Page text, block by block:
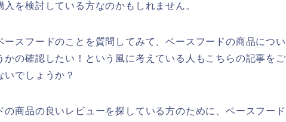
を検討している方なのかもしれません。
ースフードのことを質問してみて、ベースフードの商品につい
かの確認したい！という風に考えている人もこちらの記事をご
いでしょうか？
の商品の良いレビューを探している方のために、ベースフード